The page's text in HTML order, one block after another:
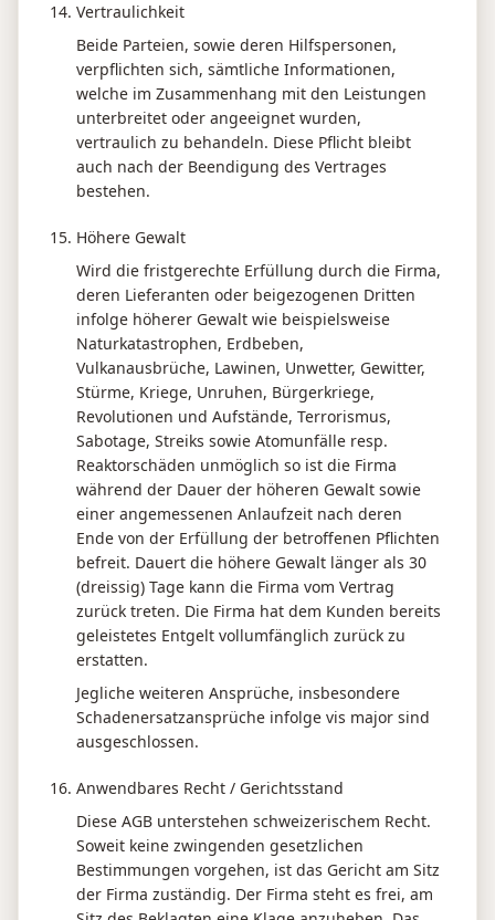
Vertraulichkeit
Beide Parteien, sowie deren Hilfspersonen,
verpflichten sich, sämtliche Informationen,
welche im Zusammenhang mit den Leistungen
unterbreitet oder angeeignet wurden,
vertraulich zu behandeln. Diese Pflicht bleibt
auch nach der Beendigung des Vertrages
bestehen.
Höhere Gewalt
Wird die fristgerechte Erfüllung durch die Firma,
deren Lieferanten oder beigezogenen Dritten
infolge höherer Gewalt wie beispielsweise
Naturkatastrophen, Erdbeben,
Vulkanausbrüche, Lawinen, Unwetter, Gewitter,
Stürme, Kriege, Unruhen, Bürgerkriege,
Revolutionen und Aufstände, Terrorismus,
Sabotage, Streiks sowie Atomunfälle resp.
Reaktorschäden unmöglich so ist die Firma
während der Dauer der höheren Gewalt sowie
einer angemessenen Anlaufzeit nach deren
Ende von der Erfüllung der betroffenen Pflichten
befreit. Dauert die höhere Gewalt länger als 30
(dreissig) Tage kann die Firma vom Vertrag
zurück treten. Die Firma hat dem Kunden bereits
geleistetes Entgelt vollumfänglich zurück zu
erstatten.
Jegliche weiteren Ansprüche, insbesondere
Schadenersatzansprüche infolge vis major sind
ausgeschlossen.
Anwendbares Recht / Gerichtsstand
Diese AGB unterstehen schweizerischem Recht.
Soweit keine zwingenden gesetzlichen
Bestimmungen vorgehen, ist das Gericht am Sitz
der Firma zuständig. Der Firma steht es frei, am